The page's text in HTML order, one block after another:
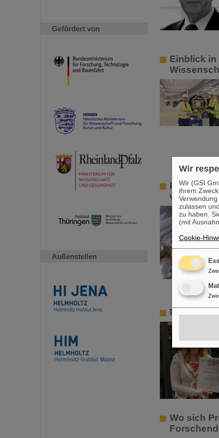
Gefördert von
Außenstellen
Einblick
von GSI
PANDA-
Wo sich
Wir
Wir (GSI
ihrem
zulassen
zu haben.
(mit
Cookie-